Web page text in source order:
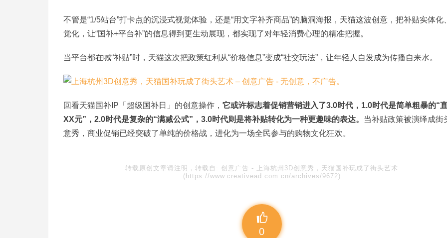
不管是“1/5站台”打卡点的沉浸式视觉体验，还是“用文字补齐商品”的脑洞海报，天猫这波创意，把补贴实体化
觉化，让“国补+平台补”的信息得到更生动展现，都实现了对年轻消费心理的精准把握。
当平台都在喊“补贴”时，天猫这次把政策红利从“价格信息”变成“社交玩法”，让年轻人自发成为传播自来水。
回看天猫国补IP「超级国补日」的创意操作， 它或许标志着促销营销进入了3.0时代，1.0时代是简单粗暴的“
XX元”，2.0时代是复杂的“满减公式”，3.0时代则是将补贴转化为一种更趣味的表达。 当补贴政策被演绎成街
意秀，商业促销已经突破了单纯的价格战，进化为一场全民参与的购物文化狂欢。
转载原创文章请注明，转载自: 创意广告 -
上海杭州3D创意秀，天猫国补玩成了街头艺术
(https://www.creativead.com.cn/archives/9672)
0